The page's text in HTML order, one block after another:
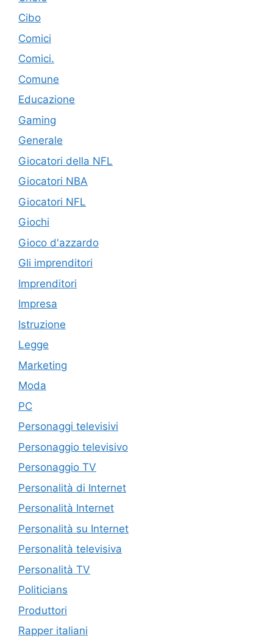
Cibo
Comici
Comici.
Comune
Educazione
Gaming
Generale
Giocatori della NFL
Giocatori NBA
Giocatori NFL
Giochi
Gioco d'azzardo
Gli imprenditori
Imprenditori
Impresa
Istruzione
Legge
Marketing
Moda
PC
Personaggi televisivi
Personaggio televisivo
Personaggio TV
Personalità di Internet
Personalità Internet
Personalità su Internet
Personalità televisiva
Personalità TV
Politicians
Produttori
Rapper italiani